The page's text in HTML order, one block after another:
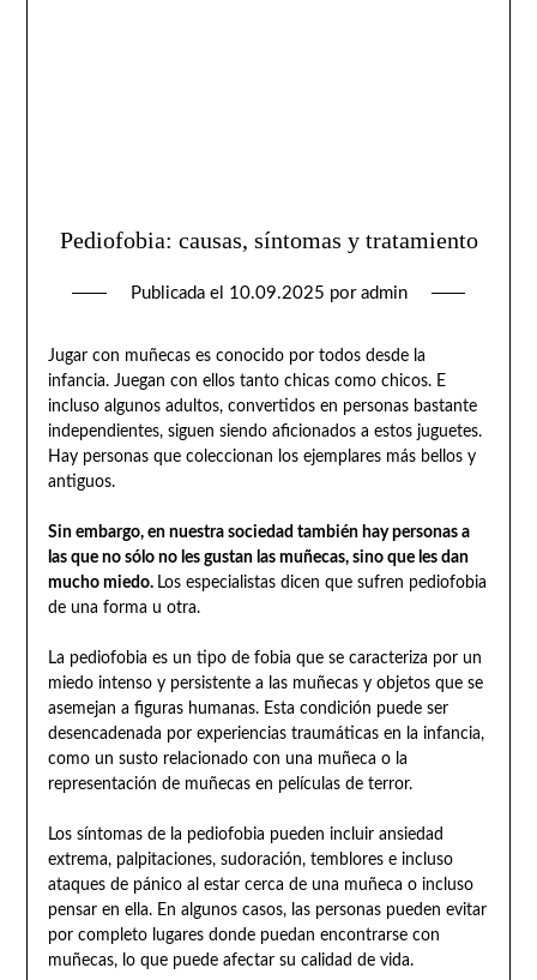
Pediofobia: causas, síntomas y tratamiento
Publicada el 10.09.2025 por admin
Jugar con muñecas es conocido por todos desde la
infancia. Juegan con ellos tanto chicas como chicos. E
incluso algunos adultos, convertidos en personas bastante
independientes, siguen siendo aficionados a estos juguetes.
Hay personas que coleccionan los ejemplares más bellos y
antiguos.
Sin embargo, en nuestra sociedad también hay personas a
las que no sólo no les gustan las muñecas, sino que les dan
mucho miedo. Los especialistas dicen que sufren pediofobia
de una forma u otra.
La pediofobia es un tipo de fobia que se caracteriza por un
miedo intenso y persistente a las muñecas y objetos que se
asemejan a figuras humanas. Esta condición puede ser
desencadenada por experiencias traumáticas en la infancia,
como un susto relacionado con una muñeca o la
representación de muñecas en películas de terror.
Los síntomas de la pediofobia pueden incluir ansiedad
extrema, palpitaciones, sudoración, temblores e incluso
ataques de pánico al estar cerca de una muñeca o incluso
pensar en ella. En algunos casos, las personas pueden evitar
por completo lugares donde puedan encontrarse con
muñecas, lo que puede afectar su calidad de vida.